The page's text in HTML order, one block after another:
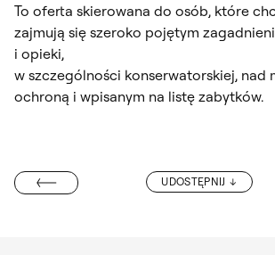
To oferta skierowana do osób, które
zajmują się szeroko pojętym
i opieki,
w szczególności konserwatorskiej, nad
ochroną i wpisanym na listę zabytków.
UDOSTĘPNIJ
CYFROWĄ